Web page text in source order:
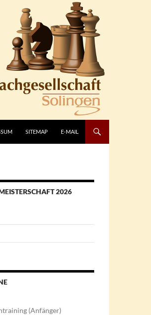
SITEMAP E-MAIL
2026
(Anfänger)